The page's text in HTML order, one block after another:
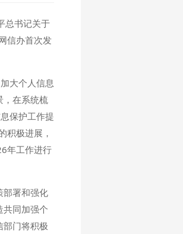
总书记关于
信办首次发
大个人信息
，在系统梳
保护工作提
积极进展，
年工作进行
部署和强化
共同加强个
部门将积极